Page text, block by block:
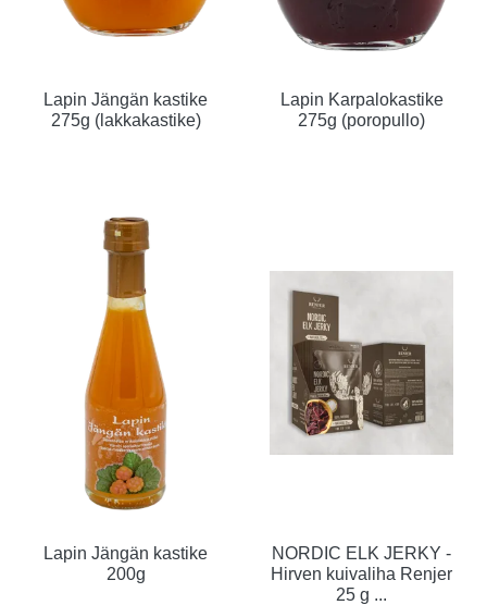
Lapin Jängän kastike
275g (lakkakastike)
Lapin Karpalokastike
275g (poropullo)
Lapin Jängän kastike
200g
NORDIC ELK JERKY -
Hirven kuivaliha Renjer
25 g ...